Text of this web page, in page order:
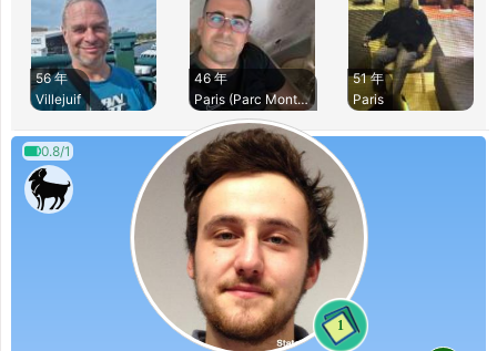
56 年
Villejuif
46 年
Paris (Parc Montso
51 年
Paris
0.8/1
1